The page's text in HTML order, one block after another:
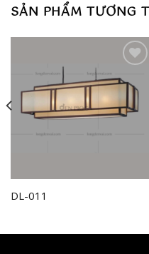
SẢN PHẨM TƯƠNG
Add to
wishlist
DL-011